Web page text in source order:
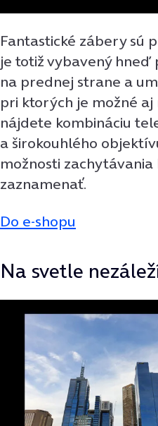
Fantastické zábery sú
je totiž vybavený hneď
na prednej strane a
pri ktorých je možné
nájdete kombináciu
a širokouhlého
možnosti
zaznamenať.
Do e-shopu
Na svetle